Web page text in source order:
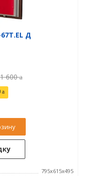
Д
600
795х615х495